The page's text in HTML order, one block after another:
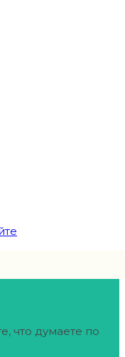
что думаете по